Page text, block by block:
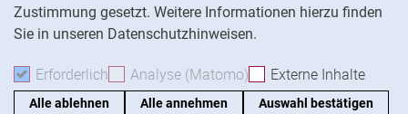
Zustimmung gesetzt. Weitere Informationen hierzu finden
Sie in unseren Datenschutzhinweisen.
Erforderlich Erforderliche Cookies akzeptieren
Analyse (Matomo) Analyse-Cookies
Externe Inhalte
Alle ablehnen Alle annehmen Auswahl bestätigen